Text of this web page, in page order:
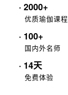
· 2000+
优质瑜伽课程
· 100+
国内外名师
· 14天
免费体验